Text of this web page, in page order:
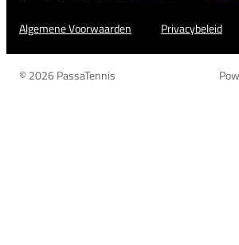
Algemene Voorwaarden Privacybeleid
© 2026 PassaTennis